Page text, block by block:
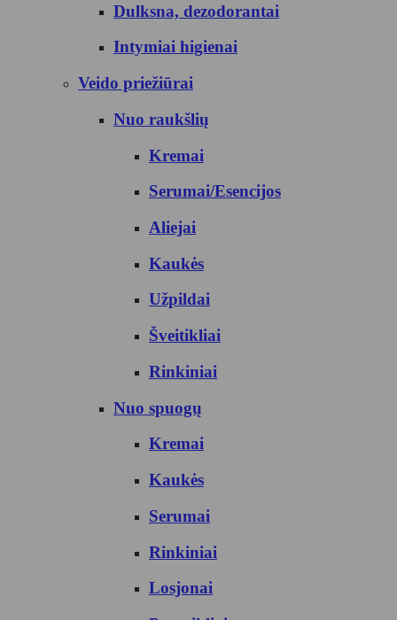
Dulksna, dezodorantai
Intymiai higienai
Veido priežiūrai
Nuo raukšlių
Kremai
Serumai/Esencijos
Aliejai
Kaukės
Užpildai
Šveitikliai
Rinkiniai
Nuo spuogų
Kremai
Kaukės
Serumai
Rinkiniai
Losjonai